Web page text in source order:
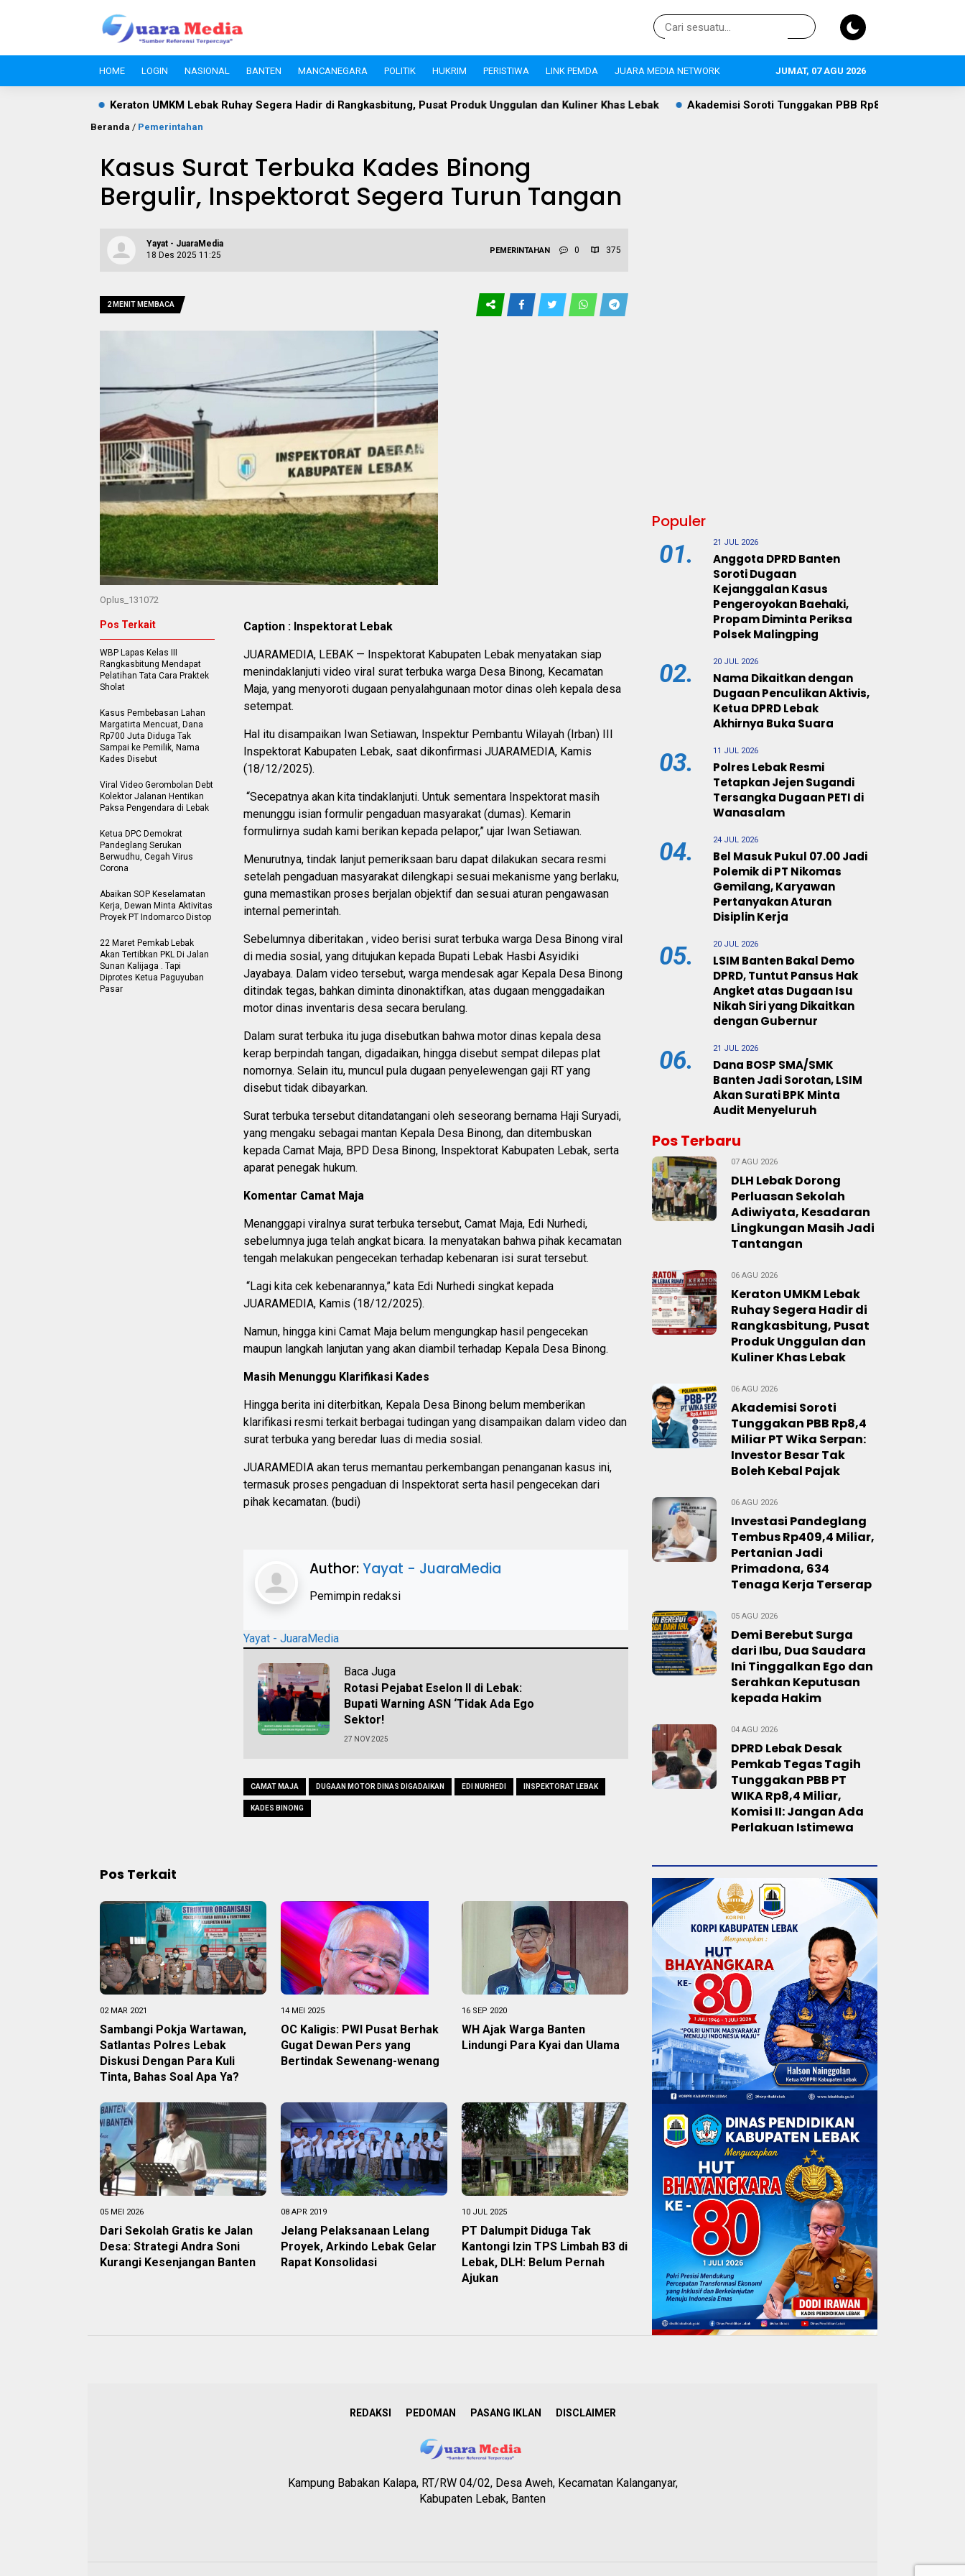
HOME LOGIN NASIONAL BANTEN MANCANEGARA POLITIK HUKRIM PERISTIWA LINK PEMDA JUARA MEDIA NETWORK JUMAT, 07 AGU 2026
UMKM Lebak Ruhay Segera Hadir di Rangkasbitung, Pusat Produk Unggulan dan Kuliner Khas Lebak Akademisi Soroti Tunggakan PBB Rp8,4 Miliar PT Wika Serpan: Investor
Beranda / Pemerintahan
Kasus Surat Terbuka Kades Binong
Bergulir, Inspektorat Segera Turun Tangan
Yayat - JuaraMedia
18 Des 2025 11:25
PEMERINTAHAN 0 375
2 MENIT MEMBACA
Oplus_131072
Caption : Inspektorat Lebak
JUARAMEDIA, LEBAK — Inspektorat Kabupaten Lebak menyatakan siap
menindaklanjuti video viral surat terbuka warga Desa Binong, Kecamatan
Maja, yang menyoroti dugaan penyalahgunaan motor dinas oleh kepala desa
setempat.
Hal itu disampaikan Iwan Setiawan, Inspektur Pembantu Wilayah (Irban) III
Inspektorat Kabupaten Lebak, saat dikonfirmasi JUARAMEDIA, Kamis
(18/12/2025).
“Secepatnya akan kita tindaklanjuti. Untuk sementara Inspektorat masih
menunggu isian formulir pengaduan masyarakat (dumas). Kemarin
formulirnya sudah kami berikan kepada pelapor,” ujar Iwan Setiawan.
Menurutnya, tindak lanjut pemeriksaan baru dapat dilakukan secara resmi
setelah pengaduan masyarakat dilengkapi sesuai mekanisme yang berlaku,
guna memastikan proses berjalan objektif dan sesuai aturan pengawasan
internal pemerintah.
Sebelumnya diberitakan , video berisi surat terbuka warga Desa Binong viral
di media sosial, yang ditujukan kepada Bupati Lebak Hasbi Asyidiki
Jayabaya. Dalam video tersebut, warga mendesak agar Kepala Desa Binong
ditindak tegas, bahkan diminta dinonaktifkan, atas dugaan menggadaikan
motor dinas inventaris desa secara berulang.
Dalam surat terbuka itu juga disebutkan bahwa motor dinas kepala desa
kerap berpindah tangan, digadaikan, hingga disebut sempat dilepas plat
nomornya. Selain itu, muncul pula dugaan penyelewengan gaji RT yang
disebut tidak dibayarkan.
Surat terbuka tersebut ditandatangani oleh seseorang bernama Haji Suryadi,
yang mengaku sebagai mantan Kepala Desa Binong, dan ditembuskan
kepada Camat Maja, BPD Desa Binong, Inspektorat Kabupaten Lebak, serta
aparat penegak hukum.
Komentar Camat Maja
Menanggapi viralnya surat terbuka tersebut, Camat Maja, Edi Nurhedi,
sebelumnya juga telah angkat bicara. Ia menyatakan bahwa pihak kecamatan
tengah melakukan pengecekan terhadap kebenaran isi surat tersebut.
“Lagi kita cek kebenarannya,” kata Edi Nurhedi singkat kepada
JUARAMEDIA, Kamis (18/12/2025).
Namun, hingga kini Camat Maja belum mengungkap hasil pengecekan
maupun langkah lanjutan yang akan diambil terhadap Kepala Desa Binong.
Masih Menunggu Klarifikasi Kades
Hingga berita ini diterbitkan, Kepala Desa Binong belum memberikan
klarifikasi resmi terkait berbagai tudingan yang disampaikan dalam video dan
surat terbuka yang beredar luas di media sosial.
JUARAMEDIA akan terus memantau perkembangan penanganan kasus ini,
termasuk proses pengaduan di Inspektorat serta hasil pengecekan dari
pihak kecamatan. (budi)
Author:Yayat - JuaraMedia
Pemimpin redaksi
Yayat - JuaraMedia
Baca Juga
Rotasi Pejabat Eselon II di Lebak:
Bupati Warning ASN ‘Tidak Ada Ego
Sektor!
27 NOV 2025
CAMAT MAJA DUGAAN MOTOR DINAS DIGADAIKAN EDI NURHEDI INSPEKTORAT LEBAK
KADES BINONG
Pos Terkait
WBP Lapas Kelas III
Rangkasbitung Mendapat
Pelatihan Tata Cara Praktek
Sholat
Kasus Pembebasan Lahan
Margatirta Mencuat, Dana
Rp700 Juta Diduga Tak
Sampai ke Pemilik, Nama
Kades Disebut
Viral Video Gerombolan Debt
Kolektor Jalanan Hentikan
Paksa Pengendara di Lebak
Ketua DPC Demokrat
Pandeglang Serukan
Berwudhu, Cegah Virus
Corona
Abaikan SOP Keselamatan
Kerja, Dewan Minta Aktivitas
Proyek PT Indomarco Distop
22 Maret Pemkab Lebak
Akan Tertibkan PKL Di Jalan
Sunan Kalijaga . Tapi
Diprotes Ketua Paguyuban
Pasar
Pos Terkait
02 MAR 2021
Sambangi Pokja Wartawan,
Satlantas Polres Lebak
Diskusi Dengan Para Kuli
Tinta, Bahas Soal Apa Ya?
14 MEI 2025
OC Kaligis: PWI Pusat Berhak
Gugat Dewan Pers yang
Bertindak Sewenang-wenang
16 SEP 2020
WH Ajak Warga Banten
Lindungi Para Kyai dan Ulama
05 MEI 2026
Dari Sekolah Gratis ke Jalan
Desa: Strategi Andra Soni
Kurangi Kesenjangan Banten
08 APR 2019
Jelang Pelaksanaan Lelang
Proyek, Arkindo Lebak Gelar
Rapat Konsolidasi
10 JUL 2025
PT Dalumpit Diduga Tak
Kantongi Izin TPS Limbah B3 di
Lebak, DLH: Belum Pernah
Ajukan
Populer
01. 21 JUL 2026
Anggota DPRD Banten
Soroti Dugaan
Kejanggalan Kasus
Pengeroyokan Baehaki,
Propam Diminta Periksa
Polsek Malingping
02. 20 JUL 2026
Nama Dikaitkan dengan
Dugaan Penculikan Aktivis,
Ketua DPRD Lebak
Akhirnya Buka Suara
03. 11 JUL 2026
Polres Lebak Resmi
Tetapkan Jejen Sugandi
Tersangka Dugaan PETI di
Wanasalam
04. 24 JUL 2026
Bel Masuk Pukul 07.00 Jadi
Polemik di PT Nikomas
Gemilang, Karyawan
Pertanyakan Aturan
Disiplin Kerja
05. 20 JUL 2026
LSIM Banten Bakal Demo
DPRD, Tuntut Pansus Hak
Angket atas Dugaan Isu
Nikah Siri yang Dikaitkan
dengan Gubernur
06. 21 JUL 2026
Dana BOSP SMA/SMK
Banten Jadi Sorotan, LSIM
Akan Surati BPK Minta
Audit Menyeluruh
Pos Terbaru
07 AGU 2026
DLH Lebak Dorong
Perluasan Sekolah
Adiwiyata, Kesadaran
Lingkungan Masih Jadi
Tantangan
06 AGU 2026
Keraton UMKM Lebak
Ruhay Segera Hadir di
Rangkasbitung, Pusat
Produk Unggulan dan
Kuliner Khas Lebak
06 AGU 2026
Akademisi Soroti
Tunggakan PBB Rp8,4
Miliar PT Wika Serpan:
Investor Besar Tak
Boleh Kebal Pajak
06 AGU 2026
Investasi Pandeglang
Tembus Rp409,4 Miliar,
Pertanian Jadi
Primadona, 634
Tenaga Kerja Terserap
05 AGU 2026
Demi Berebut Surga
dari Ibu, Dua Saudara
Ini Tinggalkan Ego dan
Serahkan Keputusan
kepada Hakim
04 AGU 2026
DPRD Lebak Desak
Pemkab Tegas Tagih
Tunggakan PBB PT
WIKA Rp8,4 Miliar,
Komisi II: Jangan Ada
Perlakuan Istimewa
REDAKSI PEDOMAN PASANG IKLAN DISCLAIMER
Kampung Babakan Kalapa, RT/RW 04/02, Desa Aweh, Kecamatan Kalanganyar,
Kabupaten Lebak, Banten